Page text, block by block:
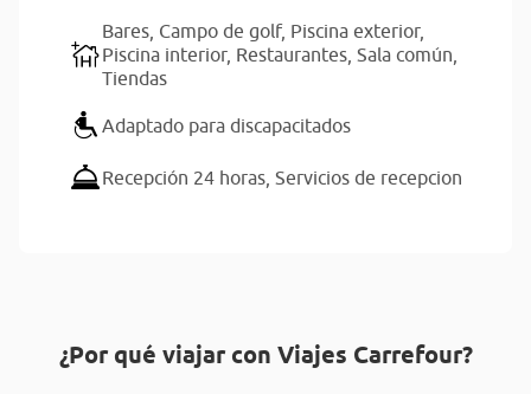
Bares, Campo de golf, Piscina exterior,
Piscina interior, Restaurantes, Sala común,
Tiendas
Adaptado para discapacitados
Recepción 24 horas, Servicios de recepcion
¿Por qué viajar con Viajes Carrefour?